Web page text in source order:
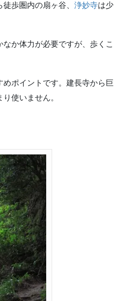
歩圏内の扇ヶ谷、 浄妙寺は少
か体力が必要ですが、歩くこ
めポイントです。建長寺から巨
使いません。